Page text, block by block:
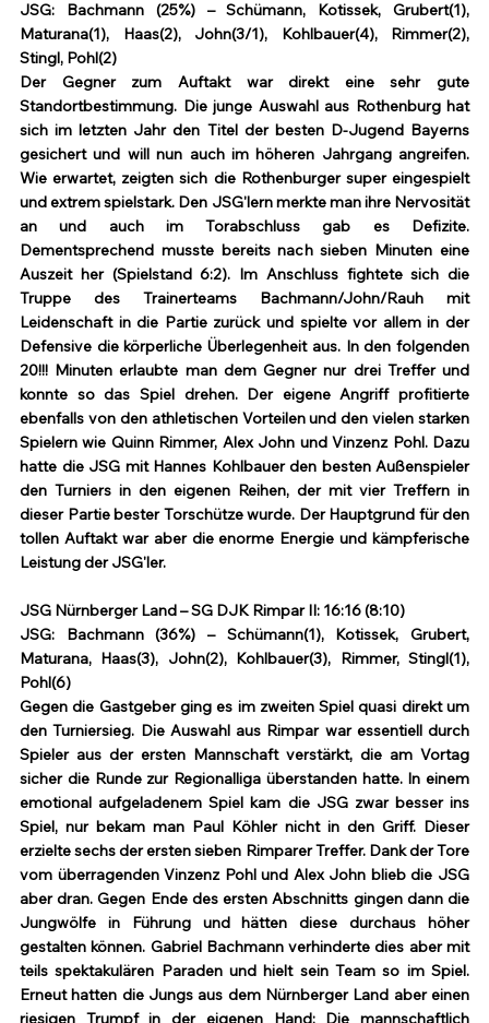
JSG: Bachmann (25%) – Schümann, Kotissek, Grubert(1),
Maturana(1), Haas(2), John(3/1), Kohlbauer(4), Rimmer(2),
Stingl, Pohl(2)
Der Gegner zum Auftakt war direkt eine sehr gute
Standortbestimmung. Die junge Auswahl aus Rothenburg hat
sich im letzten Jahr den Titel der besten D-Jugend Bayerns
gesichert und will nun auch im höheren Jahrgang angreifen.
Wie erwartet, zeigten sich die Rothenburger super eingespielt
und extrem spielstark. Den JSG'lern merkte man ihre Nervosität
an und auch im Torabschluss gab es Defizite.
Dementsprechend musste bereits nach sieben Minuten eine
Auszeit her (Spielstand 6:2). Im Anschluss fightete sich die
Truppe des Trainerteams Bachmann/John/Rauh mit
Leidenschaft in die Partie zurück und spielte vor allem in der
Defensive die körperliche Überlegenheit aus. In den folgenden
20!!! Minuten erlaubte man dem Gegner nur drei Treffer und
konnte so das Spiel drehen. Der eigene Angriff profitierte
ebenfalls von den athletischen Vorteilen und den vielen starken
Spielern wie Quinn Rimmer, Alex John und Vinzenz Pohl. Dazu
hatte die JSG mit Hannes Kohlbauer den besten Außenspieler
den Turniers in den eigenen Reihen, der mit vier Treffern in
dieser Partie bester Torschütze wurde. Der Hauptgrund für den
tollen Auftakt war aber die enorme Energie und kämpferische
Leistung der JSG'ler.
JSG Nürnberger Land – SG DJK Rimpar II: 16:16 (8:10)
JSG: Bachmann (36%) – Schümann(1), Kotissek, Grubert,
Maturana, Haas(3), John(2), Kohlbauer(3), Rimmer, Stingl(1),
Pohl(6)
Gegen die Gastgeber ging es im zweiten Spiel quasi direkt um
den Turniersieg. Die Auswahl aus Rimpar war essentiell durch
Spieler aus der ersten Mannschaft verstärkt, die am Vortag
sicher die Runde zur Regionalliga überstanden hatte. In einem
emotional aufgeladenem Spiel kam die JSG zwar besser ins
Spiel, nur bekam man Paul Köhler nicht in den Griff. Dieser
erzielte sechs der ersten sieben Rimparer Treffer. Dank der Tore
vom überragenden Vinzenz Pohl und Alex John blieb die JSG
aber dran. Gegen Ende des ersten Abschnitts gingen dann die
Jungwölfe in Führung und hätten diese durchaus höher
gestalten können. Gabriel Bachmann verhinderte dies aber mit
teils spektakulären Paraden und hielt sein Team so im Spiel.
Erneut hatten die Jungs aus dem Nürnberger Land aber einen
riesigen Trumpf in der eigenen Hand: Die mannschaftlich